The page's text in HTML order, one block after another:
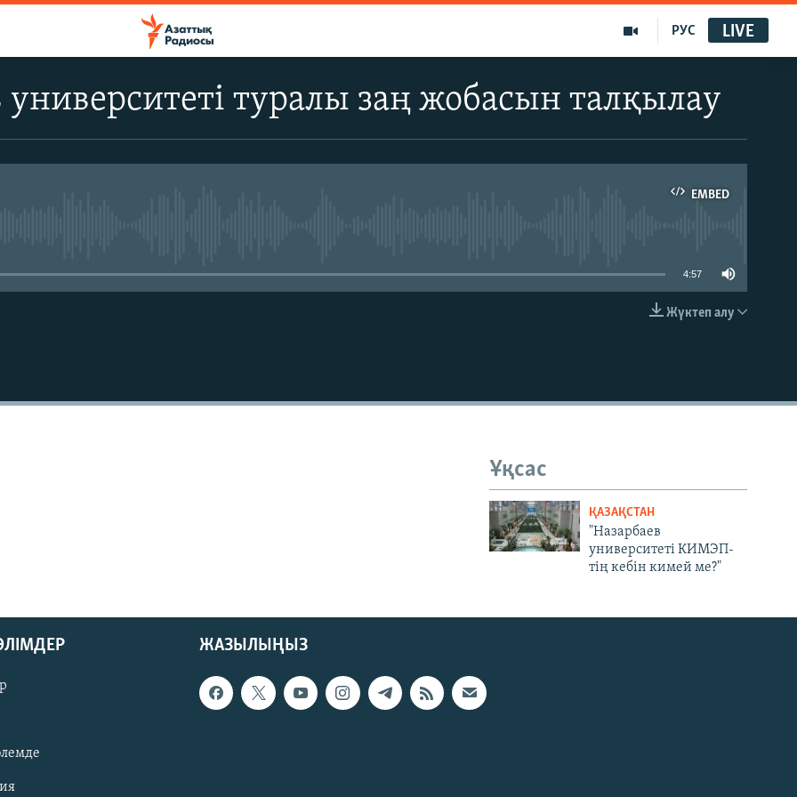
РУС LIVE
университеті туралы заң жобасын талқылау
EMBED
EMBED
4:57
Жүктеп алу
Ұқсас
ҚАЗАҚСТАН
"Назарбаев
университеті КИМЭП-
тің кебін кимей ме?"
ЖАЗЫЛЫҢЫЗ